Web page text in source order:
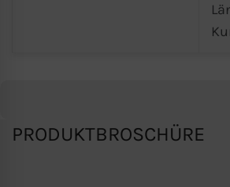
PRODUKTBROSCHÜRE